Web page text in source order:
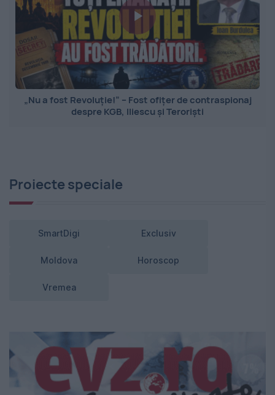
„Nu a fost Revoluție!” – Fost ofițer de contraspionaj
despre KGB, Iliescu și Teroriști
Proiecte speciale
SmartDigi Exclusiv
Moldova Horoscop
Vremea